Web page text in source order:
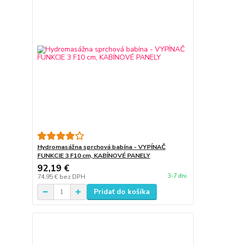
Hydromasážna sprchová babína - VYPÍNAČ
FUNKCIE 3 F10 cm, KABÍNOVÉ PANELY
92,19 €
74,95 € bez DPH 3-7 dni
Pridať do košíka